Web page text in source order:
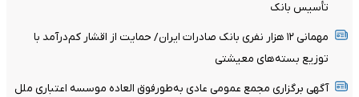
تأسیس بانک
مهمانی ۱۲ هزار نفری بانک صادرات ایران/ حمایت از اقشار کم‌درآمد با
توزیع بسته‌های معیشتی
آگهی برگزاری مجمع عمومی عادی به‌طورفوق العاده موسسه اعتباری ملل